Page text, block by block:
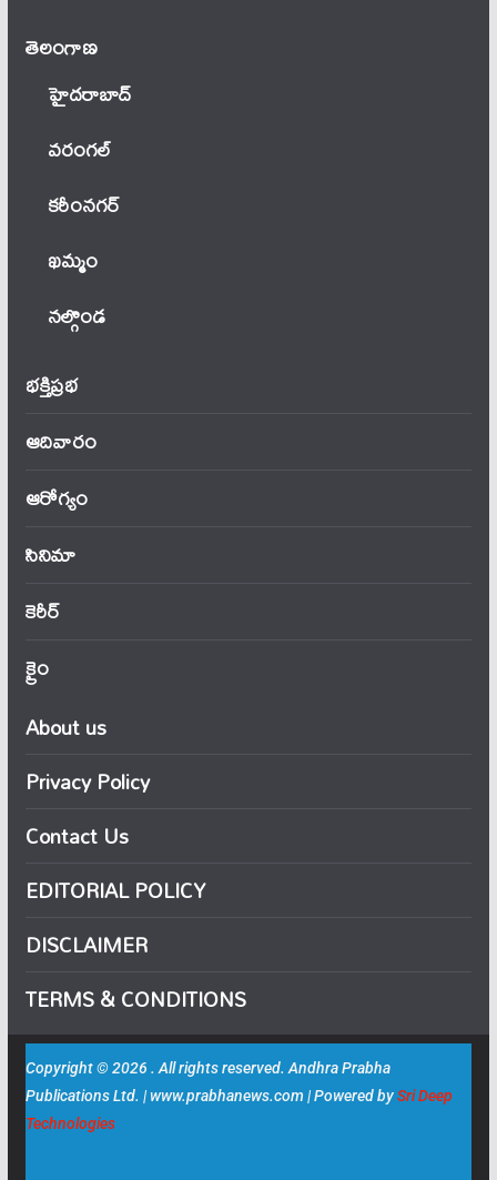
తెలంగాణ‌
హైదరాబాద్
వ‌రంగ‌ల్
కరీంనగర్
ఖ‌మ్మం
నల్గొండ
భక్తిప్రభ
ఆదివారం
ఆరోగ్యం
సినిమా
కెరీర్
క్రైం
About us
Privacy Policy
Contact Us
EDITORIAL POLICY
DISCLAIMER
TERMS & CONDITIONS
Copyright © 2026 . All rights reserved. Andhra Prabha
Publications Ltd. | www.prabhanews.com | Powered bySri Deep
Technologies